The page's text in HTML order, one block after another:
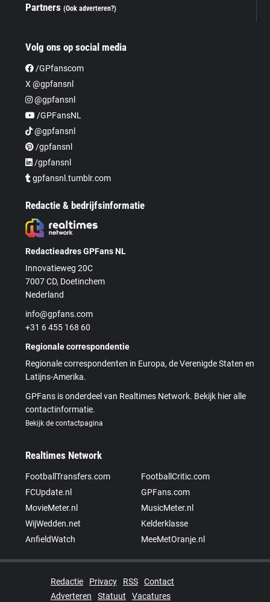
Partners(Ook adverteren?)
Volg ons op social media
/GPfanscom
X @gpfansnl
@gpfansnl
/GPFansNL
@gpfansnl
/gpfansnl
/gpfansnl
gpfansnl.tumblr.com
Redactie & bedrijfsinformatie
Redactieadres GPFans NL
Innovatieweg 20C
7007 CD, Doetinchem
Nederland
info@gpfans.com
+31 6 455 168 60
Regionale correspondentie
Regionale correspondenten in Europa, de Verenigde Staten en
Latijns-Amerika.
GPFans is onderdeel van Realtimes Network. Bekijk hier alle
contactinformatie.
Bekijk de contactpagina
Realtimes Network
FootballTransfers.com
FootballCritic.com
FCUpdate.nl
GPFans.com
MovieMeter.nl
MusicMeter.nl
WijWedden.net
Kelderklasse
AnfieldWatch
MeeMetOranje.nl
Redactie Privacy RSS
Contact
Adverteren
Statuut Vacatures